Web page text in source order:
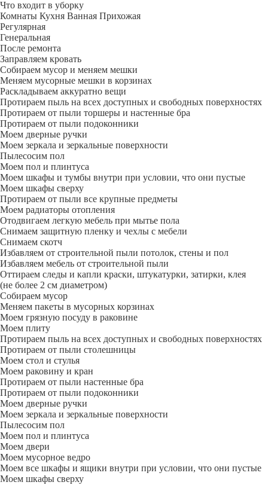
Что входит в уборку
Регу­лярная
Гене­ральная
После ремонта
Заправляем кровать
Собираем мусор и меняем мешки
Меняем мусорные мешки в корзинах
Раскладываем аккуратно вещи
Протираем пыль на всех доступных и свободных поверхностях
Протираем от пыли торшеры и настенные бра
Протираем от пыли подоконники
Моем дверные ручки
Моем зеркала и зеркальные поверхности
Пылесосим пол
Моем пол и плинтуса
Моем шкафы и тумбы внутри при условии, что они пустые
Моем шкафы сверху
Протираем от пыли все крупные предметы
Моем радиаторы отопления
Отодвигаем легкую мебель при мытье пола
Снимаем защитную пленку и чехлы с мебели
Снимаем скотч
Избавляем от строительной пыли потолок, стены и пол
Избавляем мебель от строительной пыли
Оттираем следы и капли краски, штукатурки, затирки, клея
(не более 2 см диаметром)
Собираем мусор
Меняем пакеты в мусорных корзинах
Моем грязную посуду в раковине
Моем плиту
Протираем пыль на всех доступных и свободных поверхностях
Протираем от пыли столешницы
Моем стол и стулья
Моем раковину и кран
Протираем от пыли настенные бра
Протираем от пыли подоконники
Моем дверные ручки
Моем зеркала и зеркальные поверхности
Пылесосим пол
Моем пол и плинтуса
Моем двери
Моем мусорное ведро
Моем все шкафы и ящики внутри при условии, что они пустые
Моем шкафы сверху